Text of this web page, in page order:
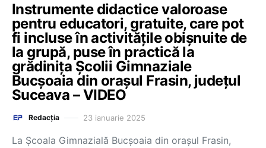
Instrumente didactice valoroase
pentru educatori, gratuite, care pot
fi incluse în activitățile obișnuite de
la grupă, puse în practică la
grădinița Școlii Gimnaziale
Bucșoaia din orașul Frasin, județul
Suceava – VIDEO
Redacția 23 ianuarie 2025
La Școala Gimnazială Bucșoaia din orașul Frasin,